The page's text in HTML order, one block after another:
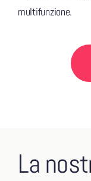
multifunzione.
La